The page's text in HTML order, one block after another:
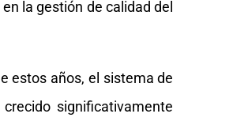
la gestión de calidad del
estos años, el sistema de
significativamente